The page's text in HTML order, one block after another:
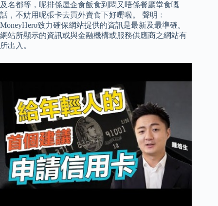
及名都等，呢排係屋企食飯食到悶又唔係餐廳堂食嘅
話，不妨用呢張卡去買外賣食下好嘢啦。 聲明﹕
MoneyHero致力確保網站提供的資訊是最新及最準確。
網站所顯示的資訊或與金融機構或服務供應商之網站有
所出入。